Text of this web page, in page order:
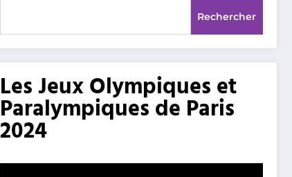
Rechercher
Les Jeux Olympiques et
Paralympiques de Paris
2024